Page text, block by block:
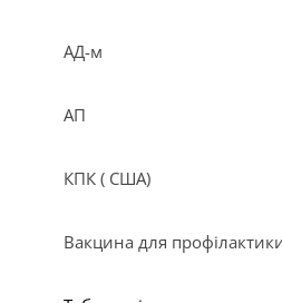
АД-м
АП
КПК ( США)
Вакцина для